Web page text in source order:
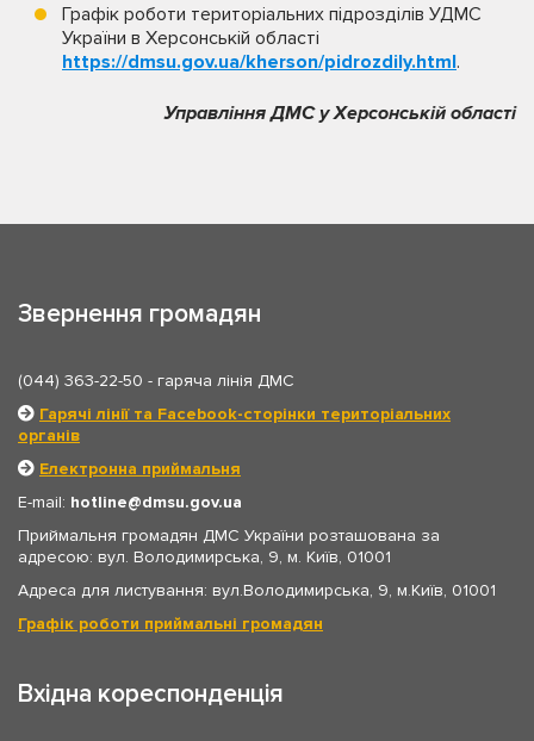
Графік роботи територіальних підрозділів УДМС
України в Херсонській області
https://dmsu.gov.ua/kherson/pidrozdily.html.
Управління ДМС у Херсонській області
Звернення громадян
(044) 363-22-50 - гаряча лінія ДМС
Гарячі лінії та Facebook-сторінки територіальних
органів
Електронна приймальня
E-mail: hotline
dmsu.gov.ua
Приймальня громадян ДМС України розташована за
адресою: вул. Володимирська, 9, м. Київ, 01001
Адреса для листування: вул.Володимирська, 9, м.Київ, 01001
Графік роботи приймальні громадян
Вхідна кореспонденція